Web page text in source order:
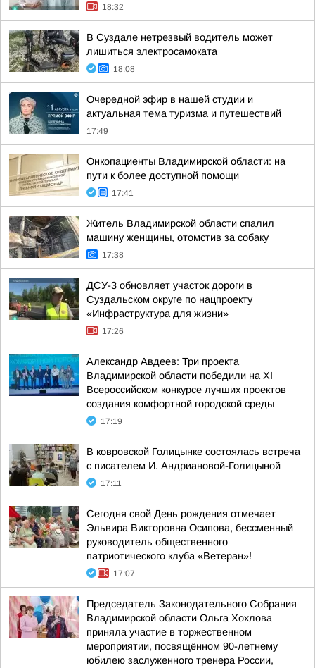
18:32
В Суздале нетрезвый водитель может
лишиться электросамоката
18:08
Очередной эфир в нашей студии и
актуальная тема туризма и путешествий
17:49
Онкопациенты Владимирской области: на
пути к более доступной помощи
17:41
Житель Владимирской области спалил
машину женщины, отомстив за собаку
17:38
ДСУ-3 обновляет участок дороги в
Суздальском округе по нацпроекту
«Инфраструктура для жизни»
17:26
Александр Авдеев: Три проекта
Владимирской области победили на XI
Всероссийском конкурсе лучших проектов
создания комфортной городской среды
17:19
В ковровской Голицынке состоялась встреча
с писателем И. Андриановой-Голицыной
17:11
Сегодня свой День рождения отмечает
Эльвира Викторовна Осипова, бессменный
руководитель общественного
патриотического клуба «Ветеран»!
17:07
Председатель Законодательного Собрания
Владимирской области Ольга Хохлова
приняла участие в торжественном
мероприятии, посвящённом 90-летнему
юбилею заслуженного тренера России,